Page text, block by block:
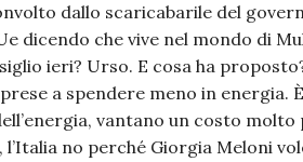
dallo scaricabarile del
dicendo che vive nel mondo di
ieri? Urso. E cosa ha
a spendere meno in energia.
vantano un costo
no perché Giorgia Meloni